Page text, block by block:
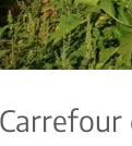
Carrefour